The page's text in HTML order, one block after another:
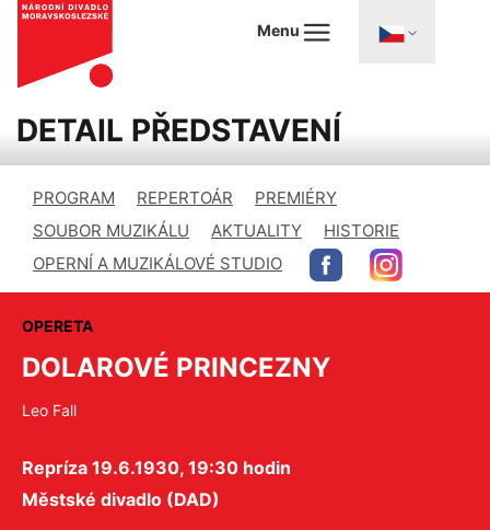
Menu
DETAIL PŘEDSTAVENÍ
PROGRAM REPERTOÁR
PREMIÉRY
SOUBOR MUZIKÁLU
AKTUALITY
HISTORIE
OPERNÍ A MUZIKÁLOVÉ STUDIO
OPERETA
DOLAROVÉ PRINCEZNY
Leo Fall
Repríza 19.6.1930, 19:30 hodin
Městské divadlo (DAD)